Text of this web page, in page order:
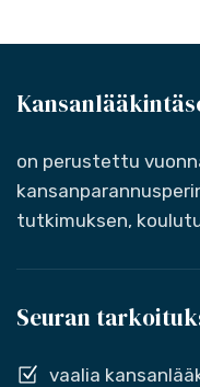
on perustettu
tutkimuksen,
Seuran
vaalia